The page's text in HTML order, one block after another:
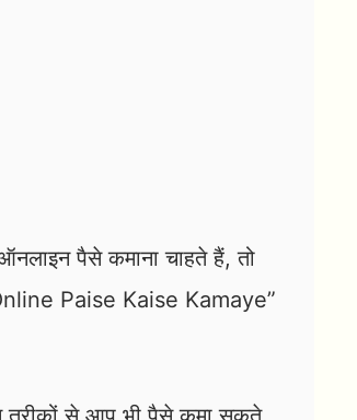
पैसे कमाना चाहते हैं, तो
Paise Kaise Kamaye”